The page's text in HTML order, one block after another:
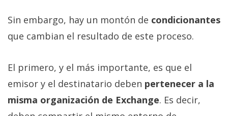
Sin embargo, hay un montón de condicionantes
que cambian el resultado de este proceso.
El primero, y el más importante, es que el
emisor y el destinatario deben pertenecer a la
misma organización de Exchange. Es decir,